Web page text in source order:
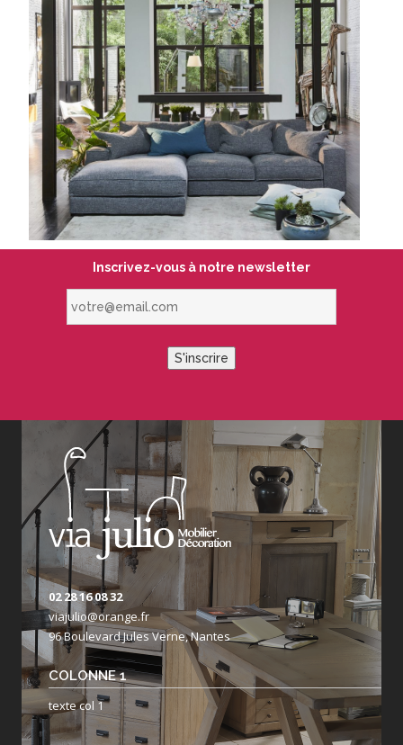
Inscrivez-vous à notre newsletter
S'inscrire
02 28 16 08 32
viajulio@orange.fr
96 Boulevard Jules Verne, Nantes
COLONNE 1
texte col 1